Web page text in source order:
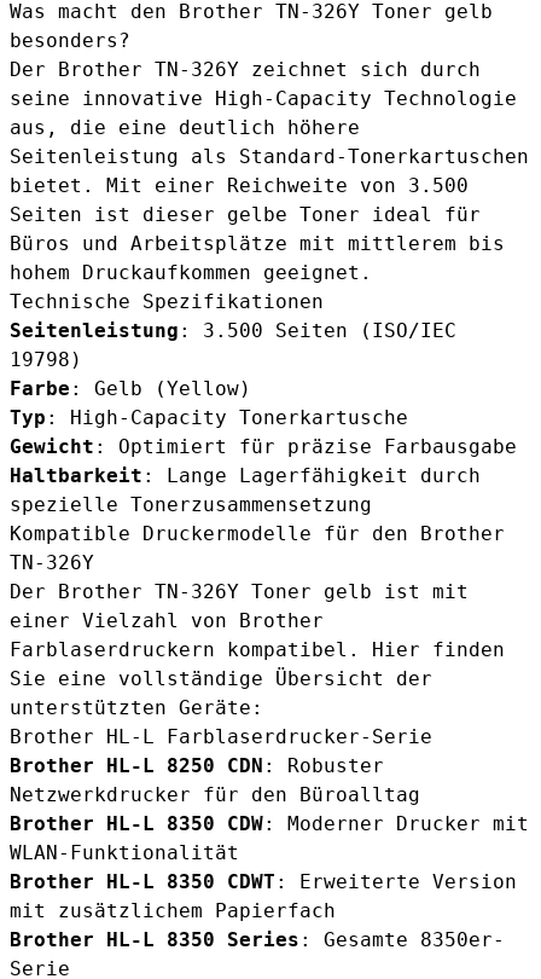
Was macht den Brother TN-326Y Toner gelb
besonders?
Der Brother TN-326Y zeichnet sich durch
seine innovative High-Capacity Technologie
aus, die eine deutlich höhere
Seitenleistung als Standard-Tonerkartuschen
bietet. Mit einer Reichweite von 3.500
Seiten ist dieser gelbe Toner ideal für
Büros und Arbeitsplätze mit mittlerem bis
hohem Druckaufkommen geeignet.
Technische Spezifikationen
Seitenleistung : 3.500 Seiten (ISO/IEC
19798)
Farbe : Gelb (Yellow)
Typ : High-Capacity Tonerkartusche
Gewicht : Optimiert für präzise Farbausgabe
Haltbarkeit : Lange Lagerfähigkeit durch
spezielle Tonerzusammensetzung
Kompatible Druckermodelle für den Brother
TN-326Y
Der Brother TN-326Y Toner gelb ist mit
einer Vielzahl von Brother
Farblaserdruckern kompatibel. Hier finden
Sie eine vollständige Übersicht der
unterstützten Geräte:
Brother HL-L Farblaserdrucker-Serie
Brother HL-L 8250 CDN : Robuster
Netzwerkdrucker für den Büroalltag
Brother HL-L 8350 CDW: Moderner Drucker mit
WLAN-Funktionalität
Brother HL-L 8350 CDWT : Erweiterte Version
mit zusätzlichem Papierfach
Brother HL-L 8350 Series : Gesamte 8350er-
Serie